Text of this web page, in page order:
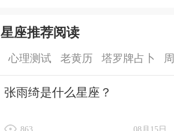
星座推荐阅读
心理测试 老黄历 塔罗牌占卜
张雨绮是什么星座？
08月15日
863